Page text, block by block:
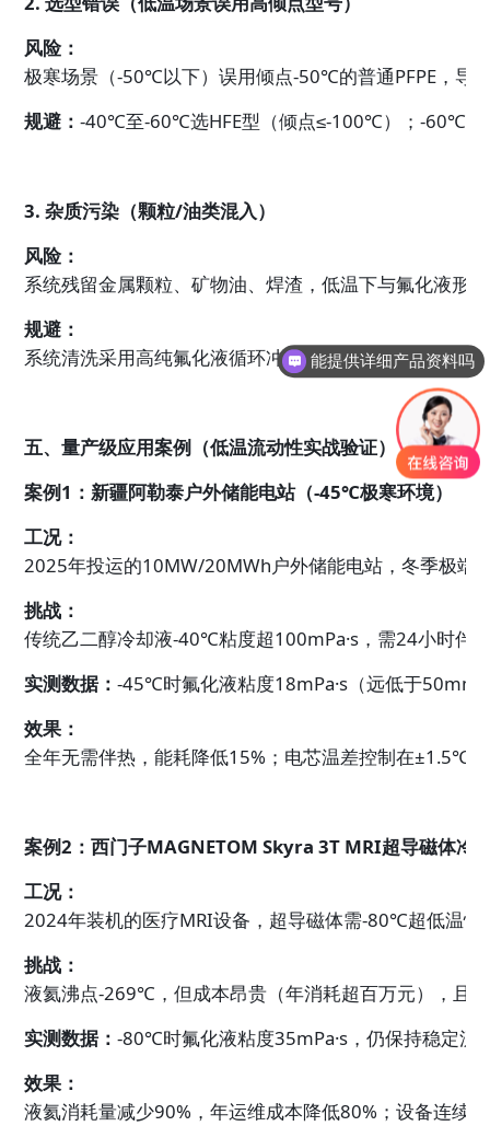
风险：
极寒场景（-50℃以下）误用倾点-50℃的普通PFPE，导
规避：-40℃至-60℃选HFE型（倾点≤-100℃）；-60℃以
3. 杂质污染（颗粒/油类混入）
风险：
系统残留金属颗粒、矿物油、焊渣，低温下与氟化液形
规避：
系统清洗采用高纯氟化液循环冲洗；加装精密过滤器（
五、量产级应用案例（低温流动性实战验证）
案例1：新疆阿勒泰户外储能电站（-45℃极寒环境）
工况：
2025年投运的10MW/20MWh户外储能电站，冬季极
挑战：
传统乙二醇冷却液-40℃粘度超100mPa·s，需24小时伴
实测数据：-45℃时氟化液粘度18mPa·s（远低于
效果：
全年无需伴热，能耗降低15%；电芯温差控制在±1.5℃
案例2：西门子MAGNETOM Skyra 3T MRI超导磁体冷
工况：
2024年装机的医疗MRI设备，超导磁体需-80℃超低温
挑战：
液氦沸点-269℃，但成本昂贵（年消耗超百万元），且
实测数据：-80℃时氟化液粘度35mPa·s，仍保持稳定
效果：
液氦消耗量减少90%，年运维成本降低80%；设备连续
能提供详细产品资料吗